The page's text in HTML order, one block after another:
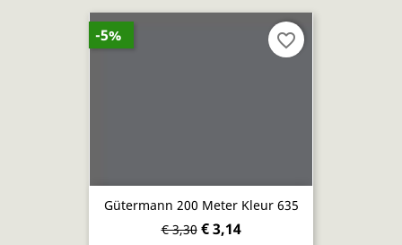
Gütermann 200 Meter Kleur 635
€ 3,30 € 3,14
-5% favorite_border